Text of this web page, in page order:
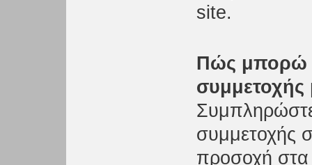
site.
Πώς μπορώ
συμμετοχής
συμμετοχής
προσοχή στα